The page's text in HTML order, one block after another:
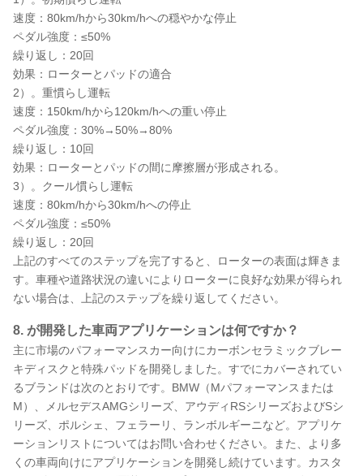
速度：80km/hから30km/hへの穏やかな停止
ペダル強度：≤50%
繰り返し：20回
効果：ローターとパッドの適合
2）。重慣らし運転
速度：150km/hから120km/hへの重い停止
ペダル強度：30%→50%→80%
繰り返し：10回
効果：ローターとパッドの間に摩擦層が形成される。
3）。クール慣らし運転
速度：80km/hから30km/hへの停止
ペダル強度：≤50%
繰り返し：20回
上記のすべてのステップを完了すると、ローターの表面は輝きま
す。車種や道路状況の違いによりローターに良好な効果が得られ
ない場合は、上記のステップを繰り返してください。
8. が開発した車両アプリケーションは何ですか？
主に市場のパフォーマンスカー向けにカーボンセラミックブレー
キディスクと特殊パッドを開発しました。すでにカバーされてい
るブランドは次のとおりです。BMW（Mパフォーマンスまたは
M）、メルセデスAMGシリーズ、アウディRSシリーズおよびSシ
リーズ、ポルシェ、フェラーリ、ランボルギーニなど。アプリケ
ーションリストについてはお問い合わせください。また、より多
くの車両向けにアプリケーションを開発し続けています。カスタ